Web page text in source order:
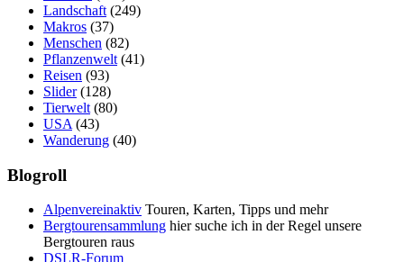
Landschaft (249)
Makros (37)
Menschen (82)
Pflanzenwelt (41)
Reisen (93)
Slider(128)
Tierwelt (80)
USA (43)
Wanderung (40)
Blogroll
Alpenvereinaktiv Touren, Karten, Tipps und mehr
Bergtourensammlung hier suche ich in der Regel unsere
Bergtouren raus
DSLR-Forum